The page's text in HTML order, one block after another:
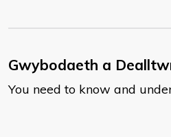
Gwybodaeth a
You need to know and